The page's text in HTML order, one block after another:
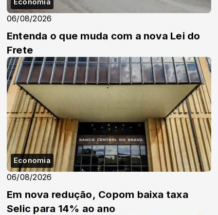
Economia
06/08/2026
Entenda o que muda com a nova Lei do
Frete
Economia
06/08/2026
Em nova redução, Copom baixa taxa
Selic para 14% ao ano